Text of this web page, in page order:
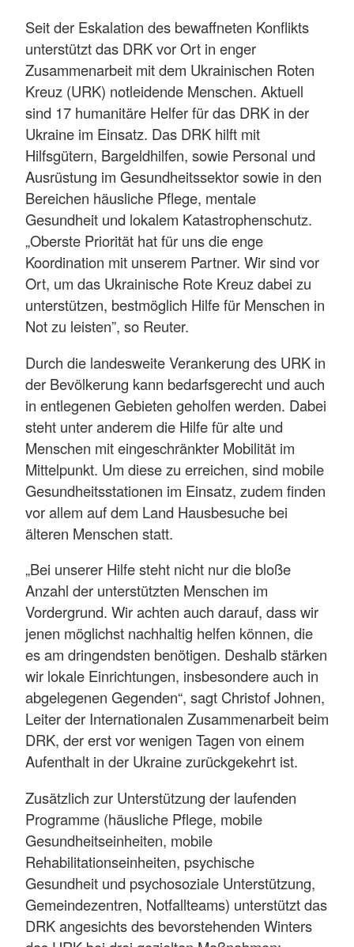
Seit der Eskalation des bewaffneten Konflikts
unterstützt das DRK vor Ort in enger
Zusammenarbeit mit dem Ukrainischen Roten
Kreuz (URK) notleidende Menschen. Aktuell
sind 17 humanitäre Helfer für das DRK in der
Ukraine im Einsatz. Das DRK hilft mit
Hilfsgütern, Bargeldhilfen, sowie Personal und
Ausrüstung im Gesundheitssektor sowie in den
Bereichen häusliche Pflege, mentale
Gesundheit und lokalem Katastrophenschutz.
„Oberste Priorität hat für uns die enge
Koordination mit unserem Partner. Wir sind vor
Ort, um das Ukrainische Rote Kreuz dabei zu
unterstützen, bestmöglich Hilfe für Menschen in
Not zu leisten”, so Reuter.
Durch die landesweite Verankerung des URK in
der Bevölkerung kann bedarfsgerecht und auch
in entlegenen Gebieten geholfen werden. Dabei
steht unter anderem die Hilfe für alte und
Menschen mit eingeschränkter Mobilität im
Mittelpunkt. Um diese zu erreichen, sind mobile
Gesundheitsstationen im Einsatz, zudem finden
vor allem auf dem Land Hausbesuche bei
älteren Menschen statt.
„Bei unserer Hilfe steht nicht nur die bloße
Anzahl der unterstützten Menschen im
Vordergrund. Wir achten auch darauf, dass wir
jenen möglichst nachhaltig helfen können, die
es am dringendsten benötigen. Deshalb stärken
wir lokale Einrichtungen, insbesondere auch in
abgelegenen Gegenden“, sagt Christof Johnen,
Leiter der Internationalen Zusammenarbeit beim
DRK, der erst vor wenigen Tagen von einem
Aufenthalt in der Ukraine zurückgekehrt ist.
Zusätzlich zur Unterstützung der laufenden
Programme (häusliche Pflege, mobile
Gesundheitseinheiten, mobile
Rehabilitationseinheiten, psychische
Gesundheit und psychosoziale Unterstützung,
Gemeindezentren, Notfallteams) unterstützt das
DRK angesichts des bevorstehenden Winters